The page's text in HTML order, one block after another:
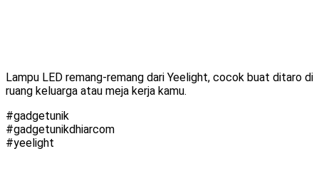
Lampu LED remang-remang dari Yeelight, cocok buat ditaro di
ruang keluarga atau meja kerja kamu.
#gadgetunik
#gadgetunikdhiarcom
#yeelight